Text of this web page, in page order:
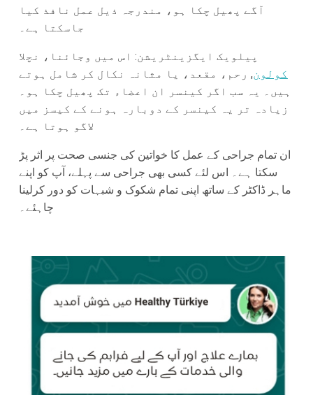
آگے پھیل چکا ہو، مندرجہ ذیل عمل نافذ کیا
جاسکتا ہے۔
پیلویک ایگزینٹریشن: اس میں وجائنا، نچلا
کولون, رحم، مقعد، یا مثانہ نکال کر شامل ہوتے
ہیں۔ یہ سب اگر کینسر ان اعضاء تک پھیل چکا ہو۔
زیادہ تر یہ کینسر کے دوبارہ ہونے کے کیسز میں
لاگو ہوتا ہے۔
ان تمام جراحی کے عمل کا خواتین کی جنسی صحت پر اثر پڑ
سکتا ہے۔ اس لئے کسی بھی جراحی سے پہلے، آپ کو اپنے
ماہر ڈاکٹر کے ساتھ اپنی تمام شکوک و شبہات کو دور کرلینا
چاہئے۔